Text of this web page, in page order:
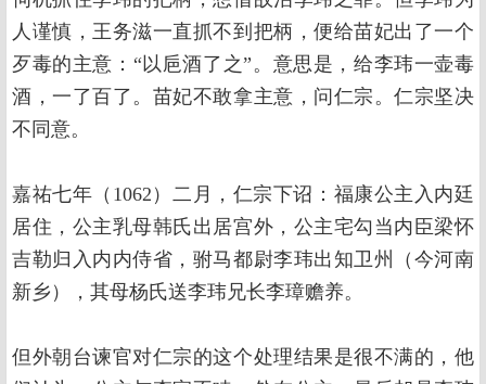
人谨慎，王务滋一直抓不到把柄，便给苗妃出了一个
歹毒的主意：“以巵酒了之”。意思是，给李玮一壶毒
酒，一了百了。苗妃不敢拿主意，问仁宗。仁宗坚决
不同意。
嘉祐七年（1062）二月，仁宗下诏：福康公主入内廷
居住，公主乳母韩氏出居宫外，公主宅勾当内臣梁怀
吉勒归入内内侍省，驸马都尉李玮出知卫州（今河南
新乡），其母杨氏送李玮兄长李璋赡养。
但外朝台谏官对仁宗的这个处理结果是很不满的，他